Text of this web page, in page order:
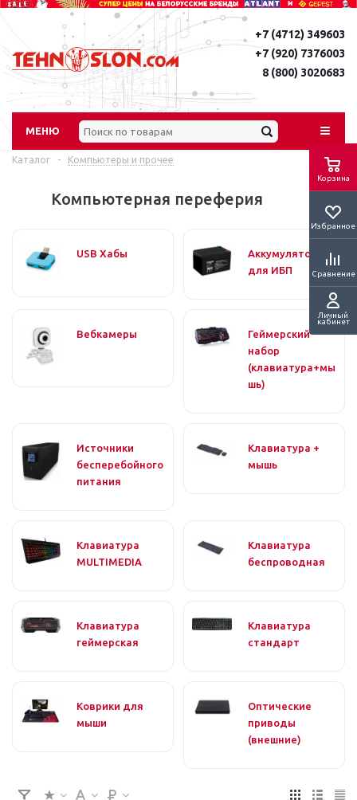
Корзина
Избранное
Сравнение
Личный
кабинет
+7 (4712) 349603
+7 (920) 7376003
8 (800) 3020683
МЕНЮ
Каталог - Компьютеры и прочее
Компьютерная переферия
USB Хабы
Аккумуляторы
для ИБП
Вебкамеры
Геймерский
набор
(клавиатура+мы
шь)
Источники
бесперебойного
питания
Клавиатура +
мышь
Клавиатура
MULTIMEDIA
Клавиатура
беспроводная
Клавиатура
геймерская
Клавиатура
стандарт
Коврики для
мыши
Оптические
приводы
(внешние)